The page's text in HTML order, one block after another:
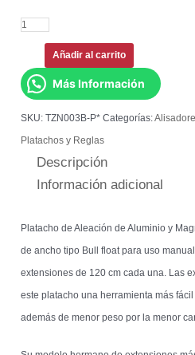
Añadir al carrito
Más Información
SKU:TZN003B-P* Categorías:
Platachos y Reglas
Descripción
Información adicional
Platacho de Aleación de Aluminio y
de ancho tipo Bull float para uso
extensiones de 120 cm cada una. Las
este platacho una herramienta más
además de menor peso por la menor